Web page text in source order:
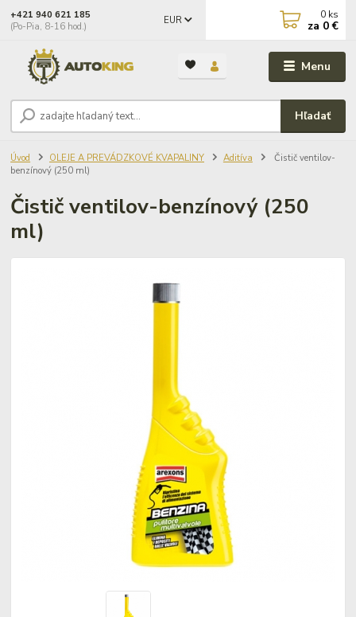
Menu
EUR
Hľadať
+421 940 621 185
(Po-Pia, 8-16 hod.)
0 ks
za 0 €
Úvod OLEJE A PREVÁDZKOVÉ KVAPALINY Aditíva
Čistič ventilov-
benzínový (250 ml)
Čistič ventilov-benzínový (250
ml)